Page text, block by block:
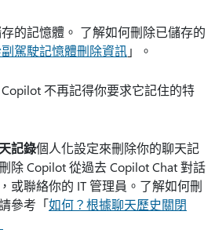
的記憶體。 了解如何刪除已儲存的
副駕駛記憶體刪除資訊」。
不再記得你要求它記住的特
記錄個人化設定來刪除你的聊天記
除 Copilot 從過去 Copilot Chat 對話
或聯絡你的 IT 管理員。了解如何刪
參考「如何？根據聊天歷史關閉